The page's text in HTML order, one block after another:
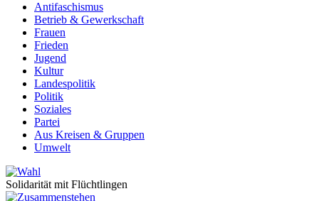
Antifaschismus
Betrieb & Gewerkschaft
Frauen
Frieden
Jugend
Kultur
Landespolitik
Politik
Soziales
Partei
Aus Kreisen & Gruppen
Umwelt
Solidarität mit Flüchtlingen